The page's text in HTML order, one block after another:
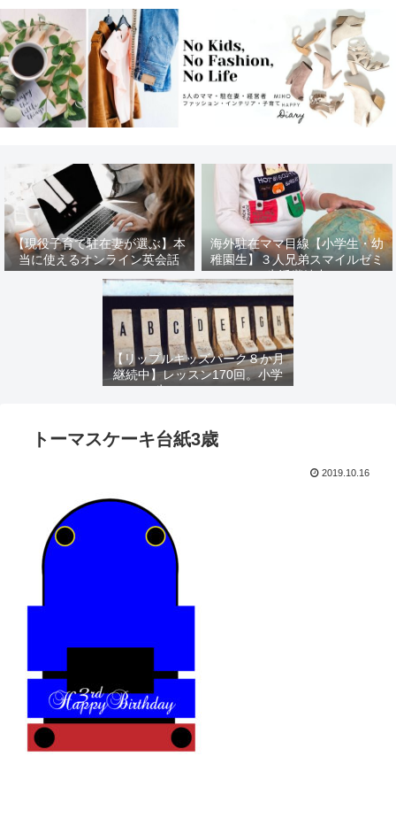
【現役子育て駐在妻が選ぶ】本
当に使えるオンライン英会話
海外駐在ママ目線【小学生・幼
稚園生】３人兄弟スマイルゼミ
生活継続中
【リップルキッズパーク８か月
継続中】レッスン170回。小学
生ママの口コミ
トーマスケーキ台紙3歳
2019.10.16